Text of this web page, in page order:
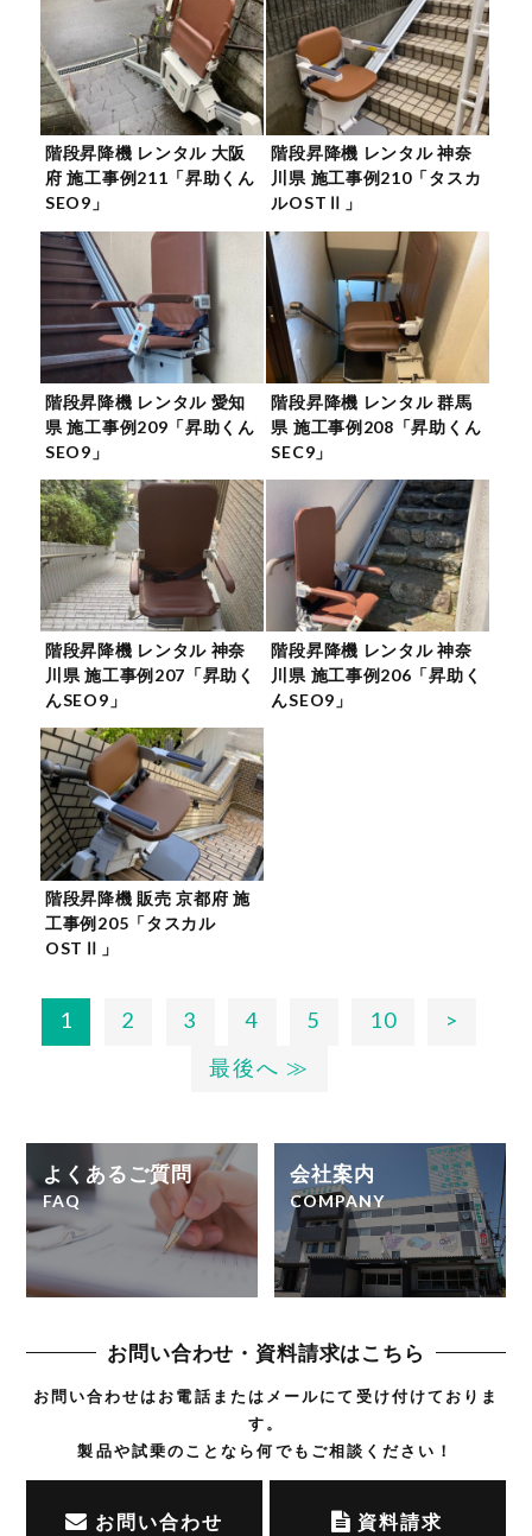
階段昇降機 レンタル 大阪
府 施工事例211「昇助くん
SEO9」
階段昇降機 レンタル 神奈
川県 施工事例210「タスカ
ルOSTⅡ」
階段昇降機 レンタル 愛知
県 施工事例209「昇助くん
SEO9」
階段昇降機 レンタル 群馬
県 施工事例208「昇助くん
SEC9」
階段昇降機 レンタル 神奈
川県 施工事例207「昇助く
んSEO9」
階段昇降機 レンタル 神奈
川県 施工事例206「昇助く
んSEO9」
階段昇降機 販売 京都府 施
工事例205「タスカル
OSTⅡ」
1 2 3 4 5 10
>
最後へ ≫
よくあるご質問
FAQ
会社案内
COMPANY
お問い合わせ・資料請求はこちら
お問い合わせはお電話または メールにて受け付けておりま
す。
製品や試乗のことなら何でもご相談ください！
お問い合わせ 資料請求